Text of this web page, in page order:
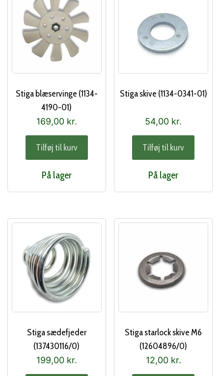
Stiga blæservinge (1134-
4190-01)
169,00 kr.
Tilføj til kurv
På lager
Stiga skive (1134-0341-01)
54,00 kr.
Tilføj til kurv
På lager
Stiga sædefjeder
(137430116/0)
199,00 kr.
Stiga starlock skive M6
(12604896/0)
12,00 kr.